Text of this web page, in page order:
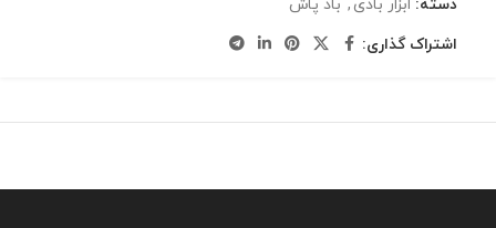
دسته: ابزار بادی , باد پاش
اشتراک گذاری: